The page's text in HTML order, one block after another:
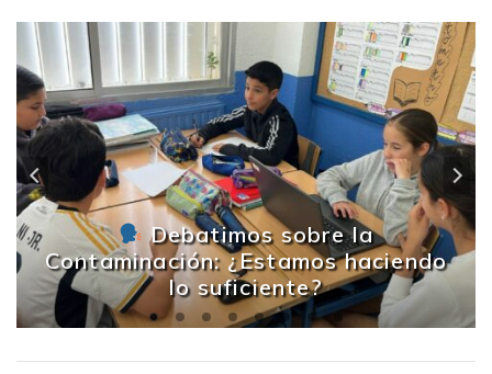
Debatimos sobre la
Contaminación: ¿Estamos haciendo
lo suficiente?